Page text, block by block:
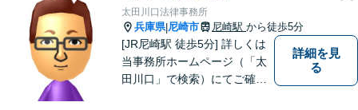
太田川口法律事務所
兵庫県|尼崎市 尼崎駅 から徒歩5分
[JR尼崎駅 徒歩5分] 詳しくは
当事務所ホームページ（「太
田川口」で検索）にてご確認
詳細を見
る